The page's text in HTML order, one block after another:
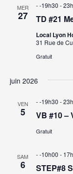
MER
27 TD #21
- -19h30 -
Local Lyon
31 Rue de
Gratuit
juin 2026
VEN
5 VB #10 –
- -19h30 -
Gratuit
SAM
6 STEP#8
- -10h00 -